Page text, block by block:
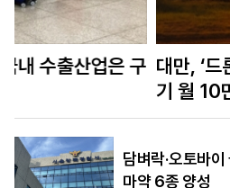
대만, ‘드론 지옥’으로 中
담벼락·오토바
마약 6종 양성